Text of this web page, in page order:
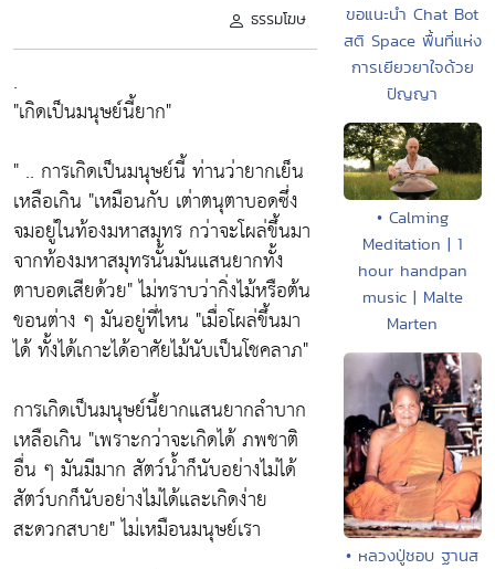
ธรรมโฆษ
.
"เกิดเป็นมนุษย์นี้ยาก"
" .. การเกิดเป็นมนุษย์นี้ ท่านว่ายากเย็น
เหลือเกิน "เหมือนกับ เต่าตนุตาบอดซึ่ง
จมอยู่ในท้องมหาสมุทร กว่าจะโผล่ขึ้นมา
จากท้องมหาสมุทรนั้นมันแสนยากทั้ง
ตาบอดเสียด้วย" ไม่ทราบว่ากิ่งไม้หรือต้น
ขอนต่าง ๆ มันอยู่ที่ไหน "เมื่อโผล่ขึ้นมา
ได้ ทั้งได้เกาะได้อาศัยไม้นับเป็นโชคลาภ"
การเกิดเป็นมนุษย์นี้ยากแสนยากลำบาก
เหลือเกิน "เพราะกว่าจะเกิดได้ ภพชาติ
อื่น ๆ มันมีมาก สัตว์น้ำก็นับอย่างไม่ได้
สัตว์บกก็นับอย่างไม่ได้และเกิดง่าย
สะดวกสบาย" ไม่เหมือนมนุษย์เรา
ขอแนะนำ Chat Bot
สติ Space พื้นที่แห่ง
การเยียวยาใจด้วย
ปัญญา
• Calming
Meditation | 1
hour handpan
music | Malte
Marten
• หลวงปู่ชอบ ฐานส